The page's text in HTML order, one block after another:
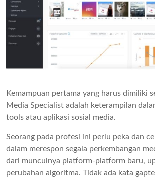
Kemampuan pertama yang harus dimiliki
Media Specialist adalah keterampilan
tools atau aplikasi sosial media.
Seorang pada profesi ini perlu peka dan
dalam merespon segala perkembangan
dari munculnya platform-platform baru,
perubahan algoritma. Tidak ada kata